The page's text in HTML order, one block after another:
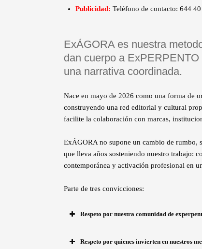
Publicidad: Teléfono de contacto: 644
ExÁGORA es nuestra
dan cuerpo a
una narrativa coordinada.
Nace en mayo de 2026 como una forma de
construyendo una red editorial y cultural
facilite la colaboración con marcas,
ExÁGORA no supone un cambio de rumbo,
que lleva años sosteniendo nuestro trabajo:
contemporánea y activación profesional en
Parte de tres convicciones:
Respeto por nuestra comunidad de
Respeto por quienes invierten en nuestros